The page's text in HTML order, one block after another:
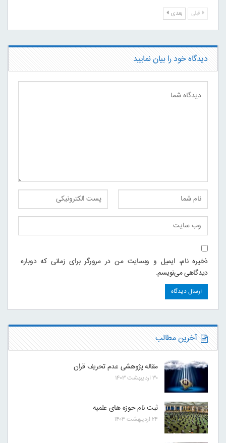
قبلی بعدی
دیدگاه خود را بیان نمایید
ذخیره نام، ایمیل و وبسایت من در مرورگر برای زمانی که دوباره
دیدگاهی می‌نویسم.
آخرین مطالب
مقاله پژوهشی عدم تحریف قران
۳۰ اردیبهشت ۱۴۰۳
ثبت نام حوزه های علمیه
۲۴ اردیبهشت ۱۴۰۳